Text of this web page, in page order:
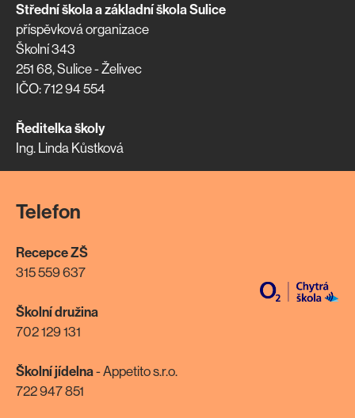
Střední škola a základní škola Sulice
příspěvková organizace
Školní 343
251 68, Sulice - Želivec
IČO: 712 94 554
Ředitelka školy
Ing. Linda Kůstková
Telefon
Recepce ZŠ
315 559 637
Školní družina
702 129 131
Školní jídelna- Appetito s.r.o.
722 947 851